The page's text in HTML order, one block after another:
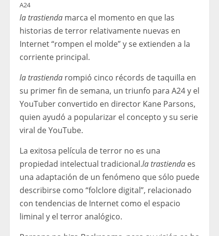
A24
la trastienda marca el momento en que las
historias de terror relativamente nuevas en
Internet “rompen el molde” y se extienden a la
corriente principal.
la trastienda rompió cinco récords de taquilla en
su primer fin de semana, un triunfo para A24 y el
YouTuber convertido en director Kane Parsons,
quien ayudó a popularizar el concepto y su serie
viral de YouTube.
La exitosa película de terror no es una
propiedad intelectual tradicional.la trastienda es
una adaptación de un fenómeno que sólo puede
describirse como “folclore digital”, relacionado
con tendencias de Internet como el espacio
liminal y el terror analógico.